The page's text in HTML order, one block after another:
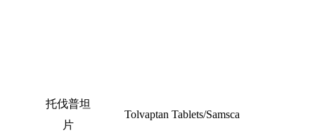
托伐普坦
片
Tolvaptan Tablets/Samsca